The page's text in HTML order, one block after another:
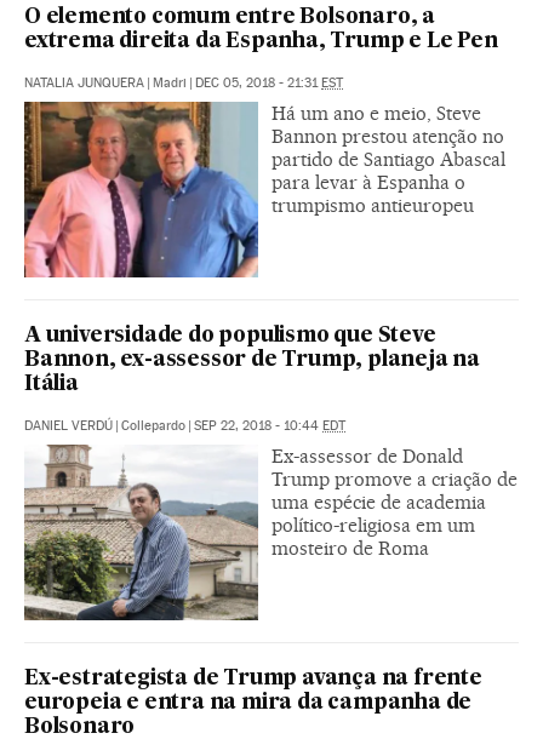
O elemento comum entre Bolsonaro, a
extrema direita da Espanha, Trump e Le Pen
NATALIA JUNQUERA | Madri | DEC 05, 2018 - 21:31EST
Há um ano e meio, Steve
Bannon prestou atenção no
partido de Santiago Abascal
para levar à Espanha o
trumpismo antieuropeu
A universidade do populismo que Steve
Bannon, ex-assessor de Trump, planeja na
Itália
DANIEL VERDÚ | Collepardo | SEP 22, 2018 - 10:44 EDT
Ex-assessor de Donald
Trump promove a criação de
uma espécie de academia
político-religiosa em um
mosteiro de Roma
Ex-estrategista de Trump avança na frente
europeia e entra na mira da campanha de
Bolsonaro